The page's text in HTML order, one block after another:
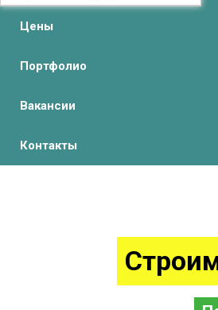
Цены
Портфолио
Вакансии
Контакты